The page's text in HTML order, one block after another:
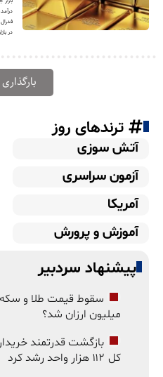
در
ترندهای روز
آتش سوزی
آزمون سراسری
آمریکا
آموزش و پرورش
پیشنهاد سردبیر
سقوط قیمت طلا و
میلیون ارزان شد؟
بازگشت قدرتمند
کل ۱۱۲ هزار واحد رشد کرد